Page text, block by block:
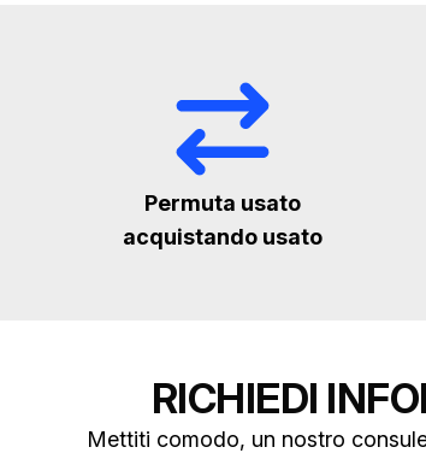
Permuta usato
acquistando usato
RICHIEDI
Mettiti comodo, un nostro